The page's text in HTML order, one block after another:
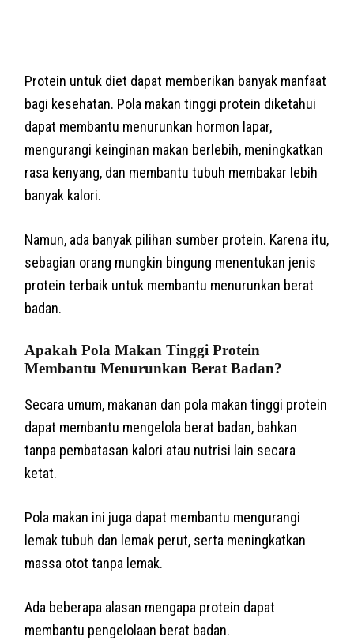
Protein untuk diet dapat memberikan banyak manfaat
bagi kesehatan. Pola makan tinggi protein diketahui
dapat membantu menurunkan hormon lapar,
mengurangi keinginan makan berlebih, meningkatkan
rasa kenyang, dan membantu tubuh membakar lebih
banyak kalori.
Namun, ada banyak pilihan sumber protein. Karena itu,
sebagian orang mungkin bingung menentukan jenis
protein terbaik untuk membantu menurunkan berat
badan.
Apakah Pola Makan Tinggi Protein
Membantu Menurunkan Berat Badan?
Secara umum, makanan dan pola makan tinggi protein
dapat membantu mengelola berat badan, bahkan
tanpa pembatasan kalori atau nutrisi lain secara
ketat.
Pola makan ini juga dapat membantu mengurangi
lemak tubuh dan lemak perut, serta meningkatkan
massa otot tanpa lemak.
Ada beberapa alasan mengapa protein dapat
membantu pengelolaan berat badan.